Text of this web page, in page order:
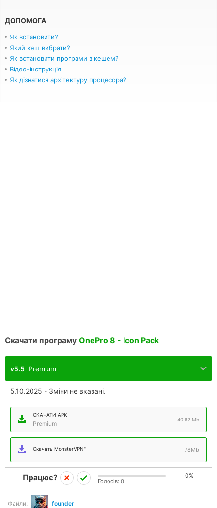
ДОПОМОГА
Як встановити?
Який кеш вибрати?
Як встановити програми з кешем?
Відео-інструкція
Як дізнатися архітектуру процесора?
Скачати програму OnePro 8 - Icon Pack
v5.5 Premium
5.10.2025 - Зміни не вказані.
СКАЧАТИ APK
Premium
40.82 Mb
Скачать MonsterVPN" 78Mb
Файли: founder
Працює? 0%
Голосів: 0